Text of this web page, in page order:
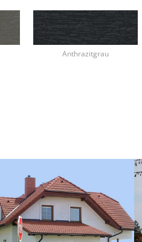
Anthrazitgrau